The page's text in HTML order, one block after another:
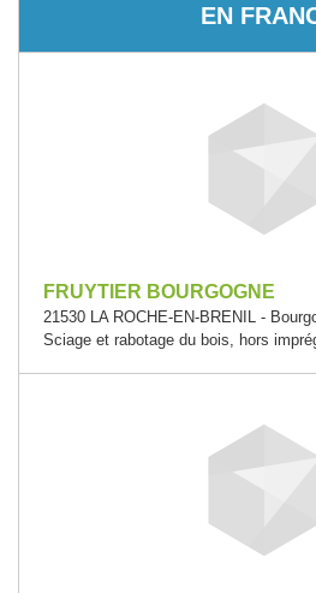
EN
FRUYTIER BOURGOGNE
21530 LA ROCHE-EN-BRENIL -
Sciage et rabotage du bois, hors